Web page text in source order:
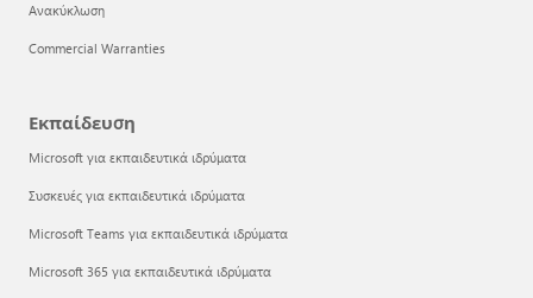
Ανακύκλωση
Commercial Warranties
Εκπαίδευση
Microsoft για εκπαιδευτικά ιδρύματα
Συσκευές για εκπαιδευτικά ιδρύματα
Microsoft Teams για εκπαιδευτικά ιδρύματα
Microsoft 365 για εκπαιδευτικά ιδρύματα